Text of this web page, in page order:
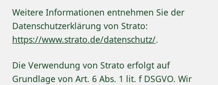
Weitere Informationen entnehmen Sie der
Datenschutzerklärung von Strato:
https://www.strato.de/datenschutz/.
Die Verwendung von Strato erfolgt auf
Grundlage von Art. 6 Abs. 1 lit. f DSGVO. Wir